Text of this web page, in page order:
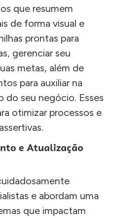
que resumem
de forma visual e
prontas para
gerenciar seu
metas, além de
para auxiliar na
do seu negócio. Esses
otimizar processos e
e Atualização
e abordam uma
que impactam